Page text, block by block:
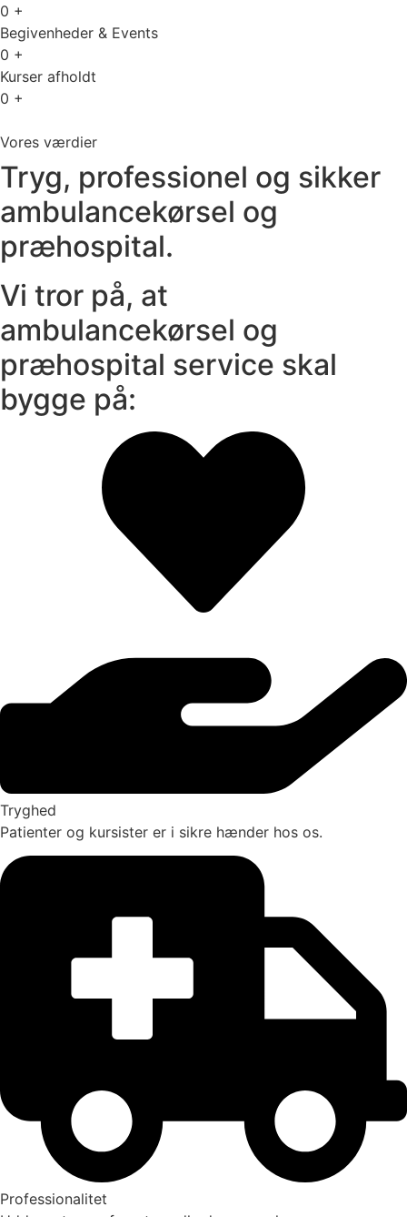
0 +
Begivenheder & Events
0 +
Kurser afholdt
0 +
Vores værdier
Tryg, professionel og sikker
ambulancekørsel og
præhospital.
Vi tror på, at
ambulancekørsel og
præhospital service skal
bygge på:
Tryghed
Patienter og kursister er i sikre hænder hos os.
Professionalitet